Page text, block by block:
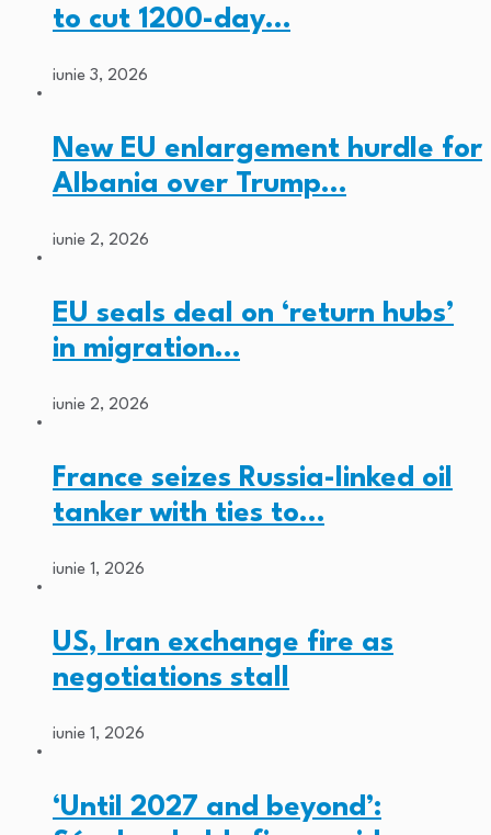
to cut 1200-day…
iunie 3, 2026
New EU enlargement hurdle for
Albania over Trump…
iunie 2, 2026
EU seals deal on ‘return hubs’
in migration…
iunie 2, 2026
France seizes Russia-linked oil
tanker with ties to…
iunie 1, 2026
US, Iran exchange fire as
negotiations stall
iunie 1, 2026
‘Until 2027 and beyond’: